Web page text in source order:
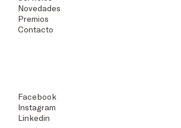
Novedades
Premios
Contacto
Facebook
Instagram
Linkedin